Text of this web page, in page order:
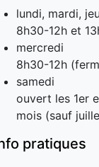
lundi, mardi,
8h30-12h et
mercredi
8h30-12h
samedi
ouvert les 1er
mois (sauf
pratiques